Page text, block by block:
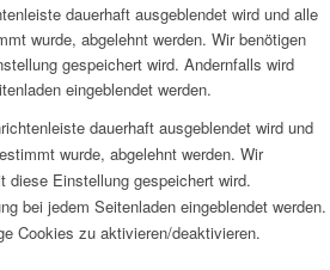
dauerhaft ausgeblendet wird und alle
wurde, abgelehnt werden. Wir benötigen
gespeichert wird. Andernfalls wird
eingeblendet werden.
dauerhaft ausgeblendet wird und
wurde, abgelehnt werden. Wir
diese Einstellung gespeichert wird.
bei jedem Seitenladen eingeblendet werden.
Cookies zu aktivieren/deaktivieren.